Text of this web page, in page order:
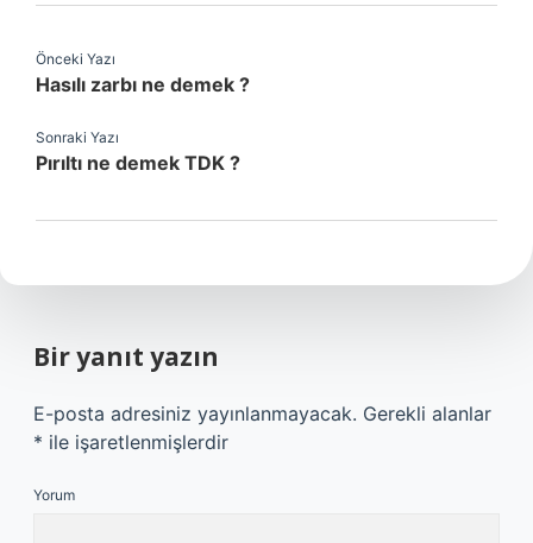
Önceki Yazı
Hasılı zarbı ne demek ?
Sonraki Yazı
Pırıltı ne demek TDK ?
Bir yanıt yazın
E-posta adresiniz yayınlanmayacak. Gerekli alanlar
* ile işaretlenmişlerdir
Yorum